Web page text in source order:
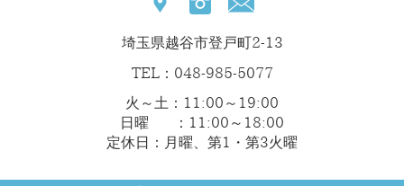
埼玉県越谷市登戸町2-13
TEL：048-985-5077
火～土：11:00～19:00
日曜 ：11:00～18:00
定休日：月曜、第1・第3火曜